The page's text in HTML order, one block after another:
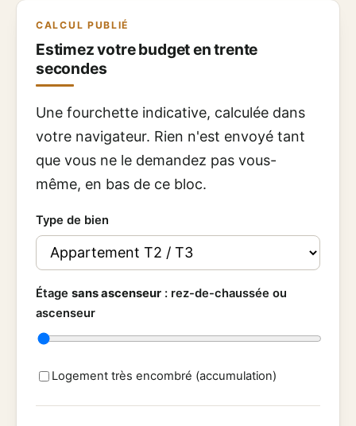
CALCUL PUBLIÉ
Estimez votre budget en trente
secondes
Une fourchette indicative, calculée dans
votre navigateur. Rien n'est envoyé tant
que vous ne le demandez pas vous-
même, en bas de ce bloc.
Type de bien
Étage sans ascenseur : rez-de-chaussée ou
ascenseur
Logement très encombré (accumulation)